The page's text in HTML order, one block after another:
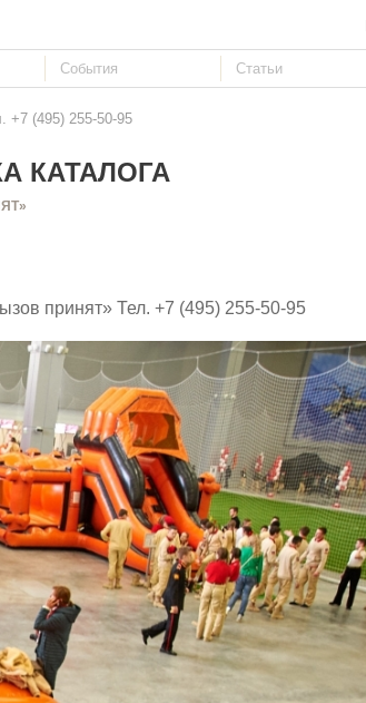
+7 (495) 255-50-95
КАТАЛОГА
принят» Тел. +7 (495) 255-50-95